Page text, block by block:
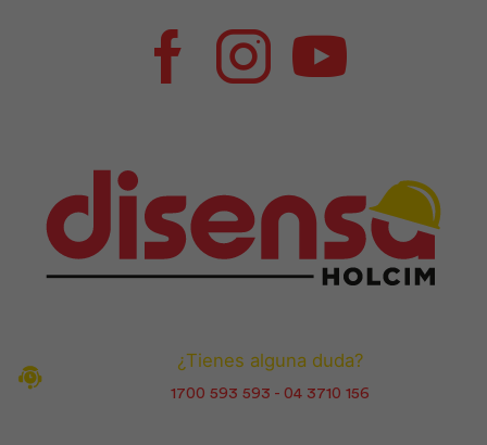
FacebookInstagramYoutube
¿Tienes alguna duda?
1700 593 593 - 04 3710 156